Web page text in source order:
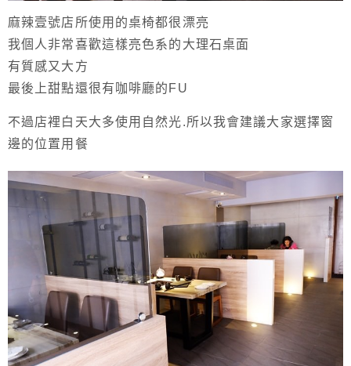
麻辣壹號店所使用的桌椅都很漂亮
我個人非常喜歡這樣亮色系的大理石桌面
有質感又大方
最後上甜點還很有咖啡廳的FU
不過店裡白天大多使用自然光.所以我會建議大家選擇窗
邊的位置用餐